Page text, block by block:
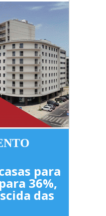
para
36%,
das